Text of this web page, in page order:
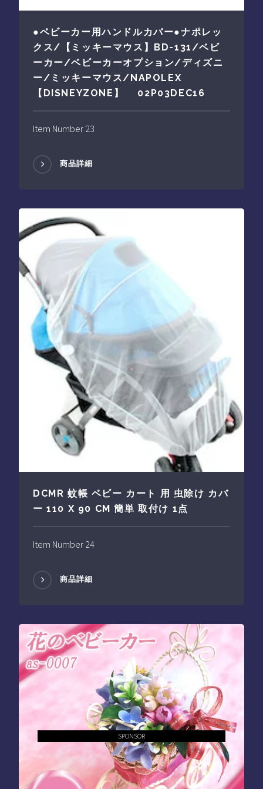
●ベビーカー用ハンドルカバー●ナポレッ
クス/【ミッキーマウス】BD-131/ベビ
ーカー/ベビーカーオプション/ディズニ
ー/ミッキーマウス/NAPOLEX
【DISNEYZONE】 02P03DEC16
Item Number 23
商品詳細
DCMR 蚊帳 ベビー カート 用 虫除け カバ
ー 110 X 90 CM 簡単 取付け 1点
Item Number 24
商品詳細
SPONSOR